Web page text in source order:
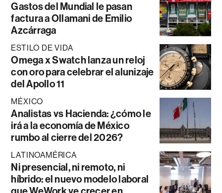
Gastos del Mundial le pasan
factura a Ollamani de Emilio
Azcárraga
ESTILO DE VIDA
Omega x Swatch lanza un reloj
con oro para celebrar el alunizaje
del Apollo 11
MÉXICO
Analistas vs Hacienda: ¿cómo le
irá a la economía de México
rumbo al cierre del 2026?
LATINOAMÉRICA
Ni presencial, ni remoto, ni
híbrido: el nuevo modelo laboral